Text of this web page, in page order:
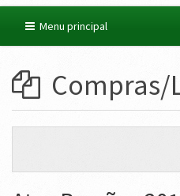
Menu principal
Compras/